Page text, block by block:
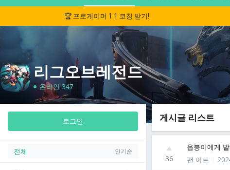
🏆 프로게이머 1:1 코칭 받기!
리그오브레전드
온라인 347
로그인
전체 인기순
게시글 리스트
36
옵붕이에게
팬 아트